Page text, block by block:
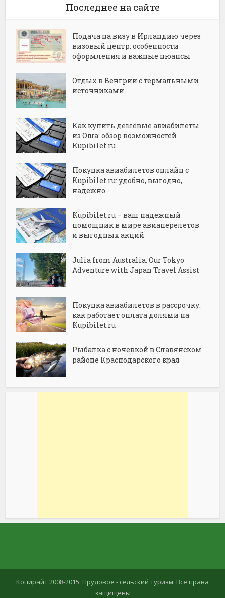
Последнее на сайте
Подача на визу в Ирландию через
визовый центр: особенности
оформления и важные нюансы
Отдых в Венгрии с термальными
источниками
Как купить дешёвые авиабилеты
из Оша: обзор возможностей
Kupibilet.ru
Покупка авиабилетов онлайн с
Kupibilet.ru: удобно, выгодно,
надежно
Kupibilet.ru – ваш надежный
помощник в мире авиаперелетов
и выгодных акций
Julia from Australia. Our Tokyo
Adventure with Japan Travel Assist
Покупка авиабилетов в рассрочку:
как работает оплата долями на
Kupibilet.ru
Рыбалка с ночевкой в Славянском
районе Краснодарского края
Копирайт 2008-2015. Прудовое - сельский туризм. Все права
защищены